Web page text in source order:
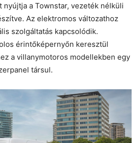
nyújtja a Townstar, vezeték nélküli
Az elektromos változathoz
szolgáltatás kapcsolódik.
érintőképernyőn keresztül
a villanymotoros modellekben egy
társul.